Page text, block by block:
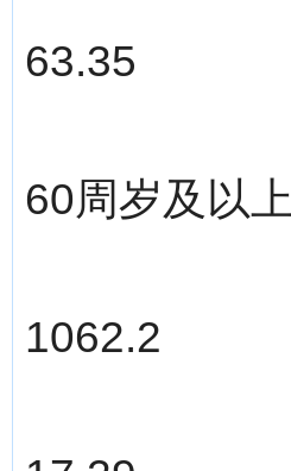
63.35
60周岁及以上
1062.2